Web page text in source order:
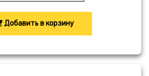
Добавить в корзину